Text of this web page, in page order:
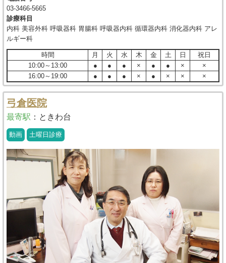
03-3466-5665
診療科目
内科 美容外科 呼吸器科 胃腸科 呼吸器内科 循環器内科 消化器内科 アレ
ルギー科
時間 月 火 水 木 金 土 日
祝日
10:00～13:00
● ● ● × ● ● ×
×
16:00～19:00
● ● ● × ● × × ×
弓倉医院
最寄駅 ： ときわ台
動画 土曜日診療